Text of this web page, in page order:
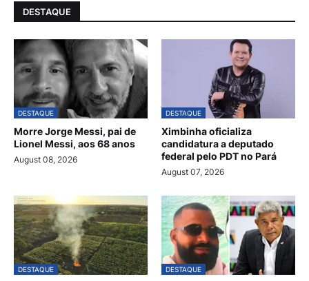
DESTAQUE
DESTAQUE
Morre Jorge Messi, pai de
Lionel Messi, aos 68 anos
August 08, 2026
DESTAQUE
Ximbinha oficializa
candidatura a deputado
federal pelo PDT no Pará
August 07, 2026
DESTAQUE DESTAQUE